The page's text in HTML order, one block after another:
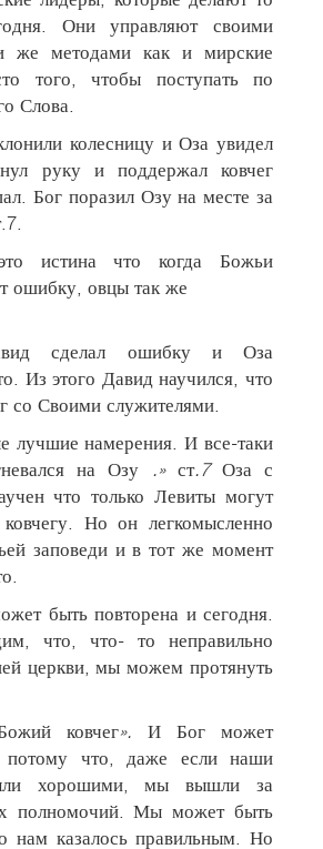
Они управляют своими
же методами как и мирские
того, чтобы поступать по
Слова.
колесницу и Оза увидел
руку и поддержал ковчег
Бог поразил Озу на месте за
истина что когда Божьи
ошибку, овцы так же
сделал ошибку и Оза
Из этого Давид научился, что
со Своими служителями.
лучшие намерения. И все-таки
на Озу
.» ст.7 Оза с
что только Левиты могут
ковчегу. Но он легкомысленно
заповеди и в тот же момент
быть повторена и сегодня.
что, что- то неправильно
церкви, мы можем протянуть
ковчег». И Бог может
потому что, даже если наши
хорошими, мы вышли за
полномочий. Мы может быть
нам казалось правильным. Но